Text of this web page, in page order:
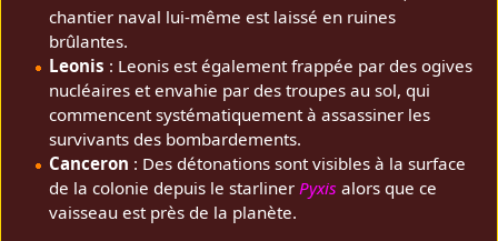
chantier naval lui-même est laissé en ruines
brûlantes.
Leonis : Leonis est également frappée par des ogives
nucléaires et envahie par des troupes au sol, qui
commencent systématiquement à assassiner les
survivants des bombardements.
Canceron : Des détonations sont visibles à la surface
de la colonie depuis le starliner Pyxis alors que ce
vaisseau est près de la planète.